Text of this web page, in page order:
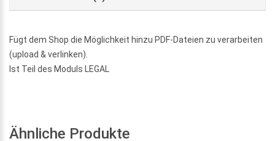
Fügt dem Shop die Möglichkeit hinzu PDF-Dateien zu verarbeiten
(upload & verlinken).
Ist Teil des Moduls LEGAL
Ähnliche Produkte